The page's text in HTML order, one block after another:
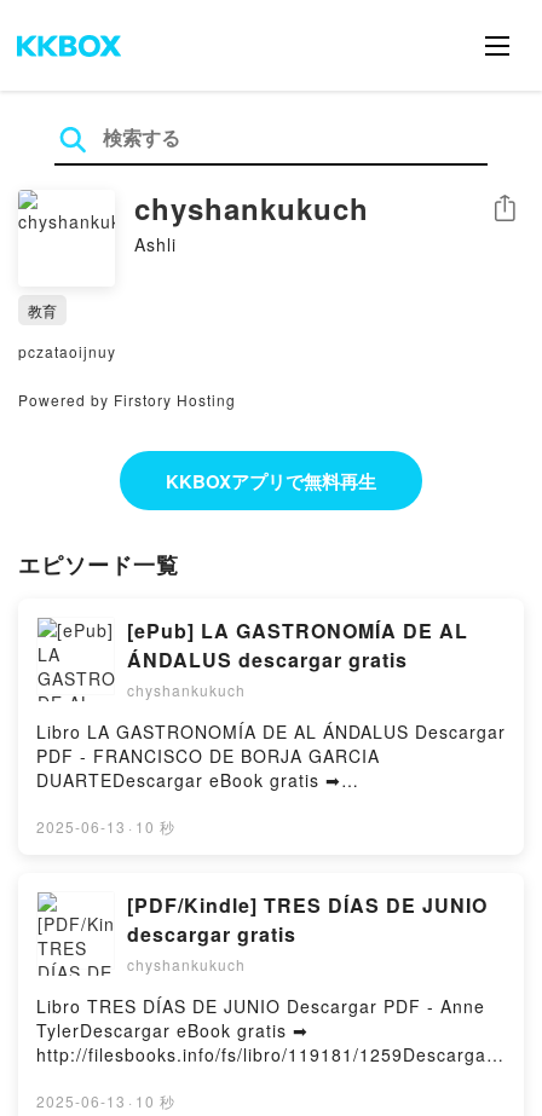
chyshankukuch
Ashli
シェア
教育
pczataoijnuy
Powered by Firstory Hosting
KKBOXアプリで無料再生
エピソード一覧
[ePub] LA GASTRONOMÍA DE AL
ÁNDALUS descargar gratis
chyshankukuch
Libro LA GASTRONOMÍA DE AL ÁNDALUS Descargar
PDF - FRANCISCO DE BORJA GARCIA
DUARTEDescargar eBook gratis ➡
ar o leer en línea LA GASTRONOMÍA DE AL
GASTRONOMÍA DE AL ÁNDALUS FRANCISCO DE
BORJA GARCIA DUARTE PDF, LA GASTRONOMÍA
DE AL ÁNDALUS FRANCISCO DE BORJA GARCIA
DUARTE Epub, LA GASTRONOMÍA DE AL ÁNDALUS
FRANCISCO DE BORJA GARCIA DUARTE Leer en
línea , LA GASTRONOMÍA DE AL ÁNDALUS
FRANCISCO DE BORJA GARCIA DUARTE Audiolibro,
LA GASTRONOMÍA DE AL ÁNDALUS FRANCISCO DE
BORJA GARCIA DUARTE VK, LA GASTRONOMÍA DE
2025-06-13 · 10 秒
[PDF/Kindle] TRES DÍAS DE JUNIO
descargar gratis
chyshankukuch
Libro TRES DÍAS DE JUNIO Descargar PDF - Anne
TylerDescargar eBook gratis ➡
http://filesbooks.info/fs/libro/119181/1259Descargar
(PDF ePub Mobi) de Anne Tyler.TRES DÍAS DE
2025-06-13 · 10 秒